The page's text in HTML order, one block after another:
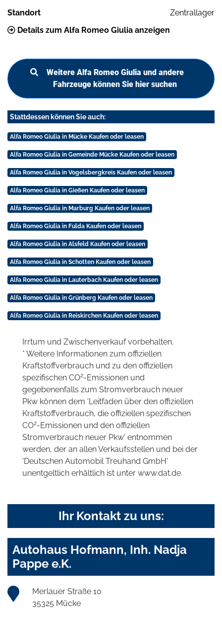
Standort
Zentrallager
Details zum Alfa Romeo Giulia anzeigen
Weitere Alfa Romeo Giulia und andere
Fahrzeuge können Sie hier suchen
Stattdessen können Sie auch:
Alfa Romeo Giulia in Mücke Kaufen oder leasen
Alfa Romeo Giulia in Gemeinde Mücke Kaufen oder leasen
Alfa Romeo Giulia in Vogelsbergkreis Kaufen oder leasen
Alfa Romeo Giulia in Gießen Kaufen oder leasen
Alfa Romeo Giulia in Marburg Kaufen oder leasen
Alfa Romeo Giulia in Fulda Kaufen oder leasen
Alfa Romeo Giulia in Alsfeld Kaufen oder leasen
Alfa Romeo Giulia in Schotten Kaufen oder leasen
Alfa Romeo Giulia in Lauterbach Kaufen oder leasen
Alfa Romeo Giulia in Grünberg Kaufen oder leasen
Alfa Romeo Giulia in Reiskirchen Kaufen oder leasen
Irrtum und Zwischenverkauf vorbehalten.
* Weitere Informationen zum offiziellen
Kraftstoffverbrauch und zu den offiziellen
spezifischen CO2-Emissionen und
gegebenenfalls zum Stromverbrauch neuer
Pkw können dem 'Leitfaden über den offiziellen
Kraftstoffverbrauch, die offiziellen spezifischen
CO2-Emissionen und den offiziellen
Stromverbrauch neuer Pkw' entnommen
werden, der an allen Verkaufsstellen und bei der
'Deutschen Automobil Treuhand GmbH'
unentgeltlich erhältlich ist unter www.dat.de.
Ihr Kontakt zu uns:
Autohaus Hofmann, Inh. Nadja
Pappe e.K.
Merlauer Straße 10
35325 Mücke